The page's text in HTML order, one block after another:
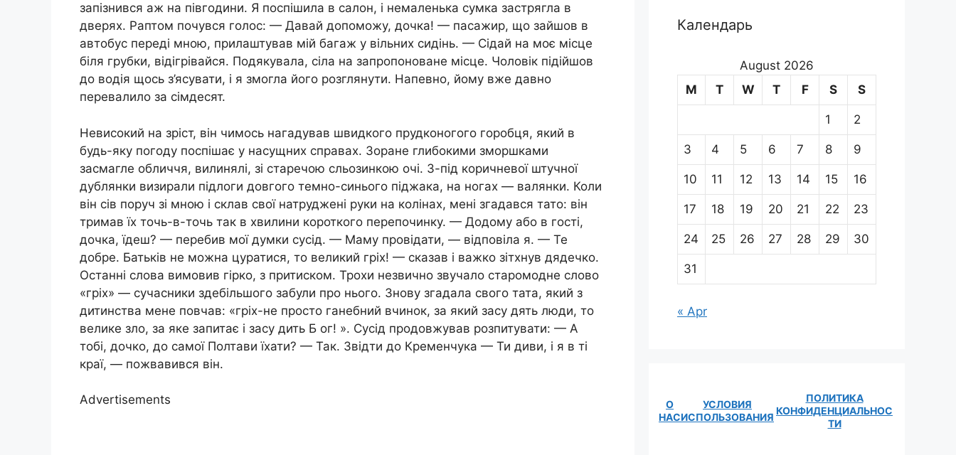
запізнився аж на півгодини. Я поспішила в салон, і немаленька сумка застрягла в
дверях. Раптом почувся голос: — Давай допоможу, дочка! — пасажир, що зайшов в
автобус переді мною, прилаштував мій багаж у вільних сидінь. — Сідай на моє місце
біля грубки, відігрівайся. Подякувала, сіла на запропоноване місце. Чоловік підійшов
до водія щось з’ясувати, і я змогла його розглянути. Напевно, йому вже давно
перевалило за сімдесят.
Невисокий на зріст, він чимось нагадував швидкого прудконогого горобця, який в
будь-яку погоду поспішає у насущних справах. Зоране глибокими зморшками
засмагле обличчя, вилинялі, зі старечою сльозинкою очі. З-під коричневої штучної
дублянки визирали підлоги довгого темно-синього піджака, на ногах — валянки. Коли
він сів поруч зі мною і склав свої натруджені руки на колінах, мені згадався тато: він
тримав їх точь-в-точь так в хвилини короткого перепочинку. — Додому або в гості,
дочка, їдеш? — перебив мої думки сусід. — Маму провідати, — відповіла я. — Те
добре. Батьків не можна цуратися, то великий гріх! — сказав і важко зітхнув дядечко.
Останні слова вимовив гірко, з притиском. Трохи незвично звучало старомодне слово
«гріх» — сучасники здебільшого забули про нього. Знову згадала свого тата, який з
дитинства мене повчав: «гріх-не просто ганебний вчинок, за який засу дять люди, то
велике зло, за яке запитає і засу дить Б ог! ». Сусід продовжував розпитувати: — А
тобі, дочко, до самої Полтави їхати? — Так. Звідти до Кременчука — Ти диви, і я в ті
краї, — пожвавився він.
Advertisements
Календарь
August 2026
M
T W T F S S
1 2
3 4 5 6 7 8 9
10 11 12 13 14 15 16
17 18 19 20 21 22 23
24 25 26 27 28 29 30
31
« Apr
О
НАС
УСЛОВИЯ
ИСПОЛЬЗОВАНИЯ
ПОЛИТИКА
КОНФИДЕНЦИАЛЬНОС
ТИ